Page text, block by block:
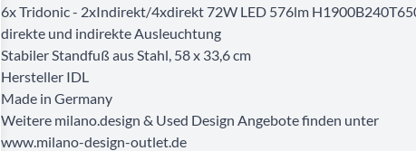
6x Tridonic - 2xIndirekt/4xdirekt 72W LED 576lm
direkte und indirekte Ausleuchtung
Stabiler Standfuß aus Stahl, 58 x 33,6 cm
Hersteller IDL
Made in Germany
Weitere milano.design & Used Design Angebote finden unter
www.milano-design-outlet.de